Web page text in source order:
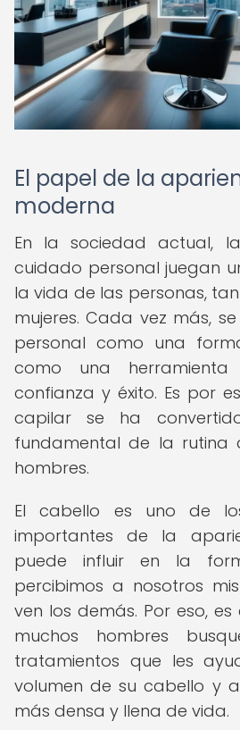
El papel de la
moderna
En la sociedad actual,
cuidado personal juegan
la vida de las personas,
mujeres. Cada vez más,
personal como una
como una
confianza y éxito. Es por
capilar se ha
fundamental de la rutina
hombres.
El cabello es uno de
importantes de la
puede influir en la
percibimos a nosotros
ven los demás. Por eso,
muchos hombres
tratamientos que les
volumen de su cabello y
más densa y llena de vida.